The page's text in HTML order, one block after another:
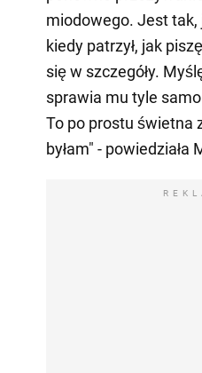
miodowego. Jest tak,
kiedy patrzył, jak
się w szczegóły.
sprawia mu tyle
To po prostu świetna
byłam" - powiedziała